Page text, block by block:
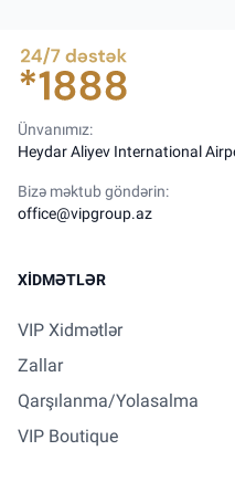
Ünvanımız:
Heydar Aliyev International
Bizə məktub göndərin:
office@vipgroup.az
XIDMƏTLƏR
VIP Xidmətlər
Zallar
Qarşılanma/Yolasalma
VIP Boutique